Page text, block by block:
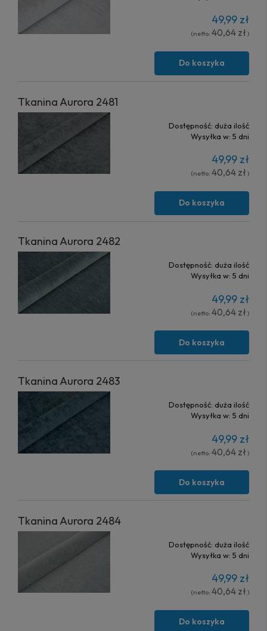
49,99 zł
(netto: 40,64 zł )
Do koszyka
Tkanina Aurora 2481
Dostępność: duża ilość
Wysyłka w: 5 dni
49,99 zł
(netto: 40,64 zł )
Do koszyka
Tkanina Aurora 2482
Dostępność: duża ilość
Wysyłka w: 5 dni
49,99 zł
(netto: 40,64 zł )
Do koszyka
Tkanina Aurora 2483
Dostępność: duża ilość
Wysyłka w: 5 dni
49,99 zł
(netto: 40,64 zł )
Do koszyka
Tkanina Aurora 2484
Dostępność: duża ilość
Wysyłka w: 5 dni
49,99 zł
(netto: 40,64 zł )
Do koszyka